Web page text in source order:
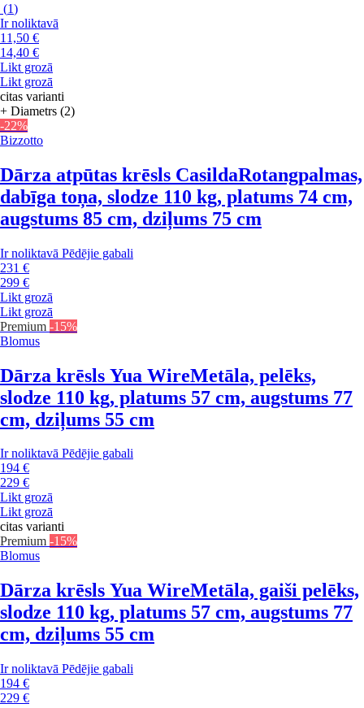
(1)
Ir noliktavā
11,50 €
14,40 €
Likt grozā
Likt grozā
citas varianti
+ Diametrs (2)
-22%
Bizzotto
Dārza atpūtas krēsls CasildaRotangpalmas,
dabīga toņa, slodze 110 kg, platums 74 cm,
augstums 85 cm, dziļums 75 cm
Ir noliktavā Pēdējie gabali
231 €
299 €
Likt grozā
Likt grozā
Premium -15%
Blomus
Dārza krēsls Yua WireMetāla, pelēks,
slodze 110 kg, platums 57 cm, augstums 77
cm, dziļums 55 cm
Ir noliktavā Pēdējie gabali
194 €
229 €
Likt grozā
Likt grozā
citas varianti
Premium -15%
Blomus
Dārza krēsls Yua WireMetāla, gaiši pelēks,
slodze 110 kg, platums 57 cm, augstums 77
cm, dziļums 55 cm
Ir noliktavā Pēdējie gabali
194 €
229 €